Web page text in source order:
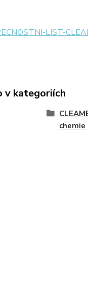
LIST-
v kategoriích
chemie